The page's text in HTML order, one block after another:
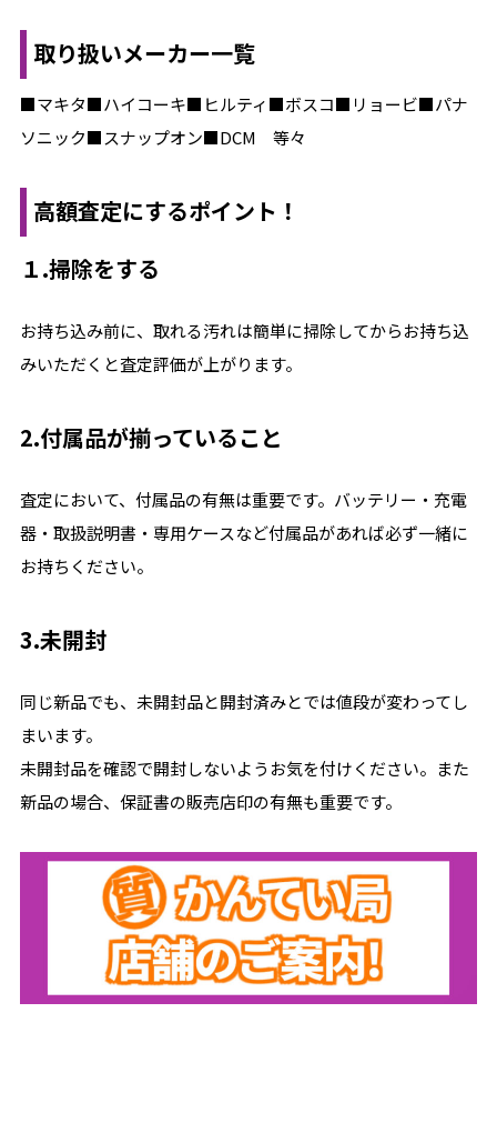
取り扱いメーカー一覧
■マキタ■ハイコーキ■ヒルティ■ボスコ■リョービ■パナ
ソニック■スナップオン■DCM 等々
高額査定にするポイント！
１.掃除をする
お持ち込み前に、取れる汚れは簡単に掃除してからお持ち込
みいただくと査定評価が上がります。
2.付属品が揃っていること
査定において、付属品の有無は重要です。バッテリー・充電
器・取扱説明書・専用ケースなど付属品があれば必ず一緒に
お持ちください。
3.未開封
同じ新品でも、未開封品と開封済みとでは値段が変わってし
まいます。
未開封品を確認で開封しないようお気を付けください。また
新品の場合、保証書の販売店印の有無も重要です。